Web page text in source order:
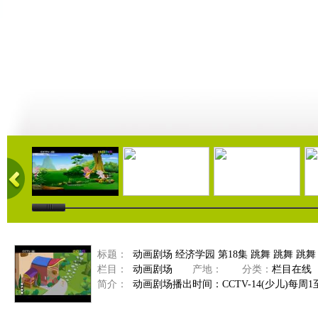
10:07 11:44 11:36
标题：
动画剧场 经济学园 第18集 跳舞 跳舞 跳舞
栏目：
动画剧场 产地： 分类： 栏目在线
简介：
动画剧场播出时间：CCTV-14(少儿)每周1